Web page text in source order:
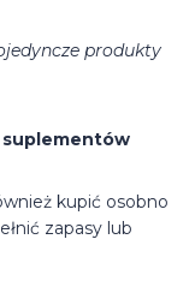
produkty
suplementów
kupić osobno
zapasy lub